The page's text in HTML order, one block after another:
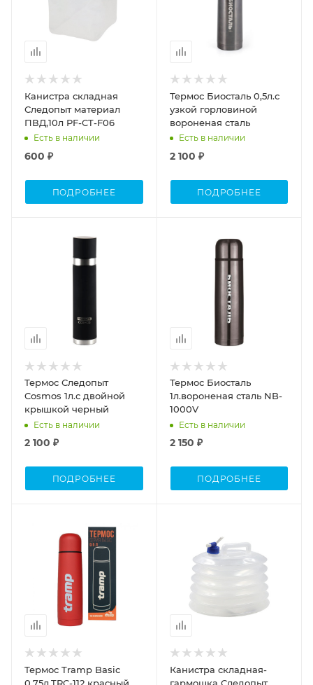
Канистра складная
Следопыт материал
ПВД,10л PF-CT-F06
Есть в наличии
600 ₽
ПОДРОБНЕЕ
Термос Биосталь 0,5л.с
узкой горловиной
вороненая сталь
Есть в наличии
2 100 ₽
ПОДРОБНЕЕ
Термос Следопыт
Cosmos 1л.с двойной
крышкой черный
Есть в наличии
2 100 ₽
ПОДРОБНЕЕ
Термос Биосталь
1л.вороненая сталь NB-
1000V
Есть в наличии
2 150 ₽
ПОДРОБНЕЕ
Термос Tramp Basic
0,75л.TRC-112 красный
Канистра складная-
гармошка Следопыт